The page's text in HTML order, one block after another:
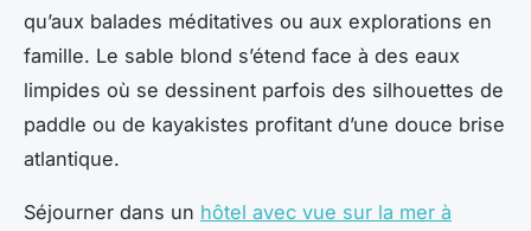
qu’aux balades méditatives ou aux explorations en
famille. Le sable blond s’étend face à des eaux
limpides où se dessinent parfois des silhouettes de
paddle ou de kayakistes profitant d’une douce brise
atlantique.
Séjourner dans un hôtel avec vue sur la mer à